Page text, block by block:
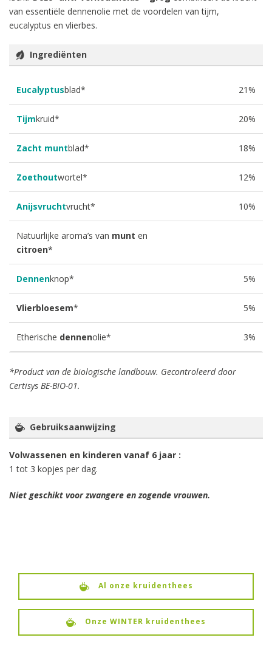
van essentiële dennenolie met de voordelen van tijm,
eucalyptus en vlierbes.
Ingrediënten
Eucalyptusblad* 21%
Tijmkruid* 20%
Zacht muntblad* 18%
Zoethoutwortel* 12%
Anijsvruchtvrucht* 10%
Natuurlijke aroma’s van munt en
citroen*
Dennenknop* 5%
Vlierbloesem* 5%
Etherische dennenolie* 3%
*Product van de biologische landbouw. Gecontroleerd door
Certisys BE-BIO-01.
Gebruiksaanwijzing
Volwassenen en kinderen vanaf 6 jaar :
1 tot 3 kopjes per dag.
Niet geschikt voor zwangere en zogende vrouwen.
Al onze kruidenthees
Onze WINTER kruidenthees